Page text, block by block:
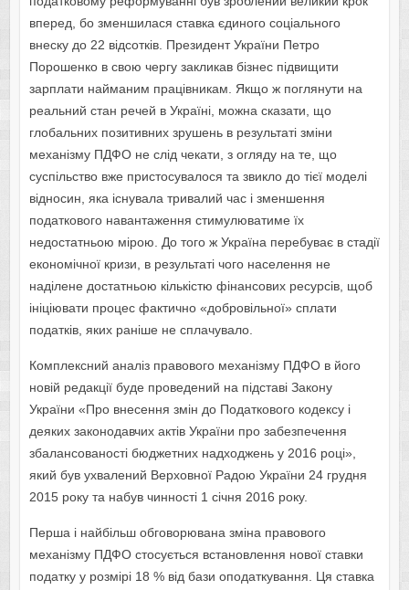
вперед, бо зменшилася ставка єдиного соціального
внеску до 22 відсотків. Президент України Петро
Порошенко в свою чергу закликав бізнес підвищити
зарплати найманим працівникам. Якщо ж поглянути на
реальний стан речей в Україні, можна сказати, що
глобальних позитивних зрушень в результаті зміни
механізму ПДФО не слід чекати, з огляду на те, що
суспільство вже пристосувалося та звикло до тієї моделі
відносин, яка існувала тривалий час і зменшення
податкового навантаження стимулюватиме їх
недостатньою мірою. До того ж Україна перебуває в стадії
економічної кризи, в результаті чого населення не
наділене достатньою кількістю фінансових ресурсів, щоб
ініціювати процес фактично «добровільної» сплати
податків, яких раніше не сплачувало.
Комплексний аналіз правового механізму ПДФО в його
новій редакції буде проведений на підставі Закону
України «Про внесення змін до Податкового кодексу і
деяких законодавчих актів України про забезпечення
збалансованості бюджетних надходжень у 2016 році»,
який був ухвалений Верховної Радою України 24 грудня
2015 року та набув чинності 1 січня 2016 року.
Перша і найбільш обговорювана зміна правового
механізму ПДФО стосується встановлення нової ставки
податку у розмірі 18 % від бази оподаткування. Ця ставка